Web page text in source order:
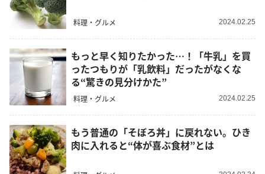
料理・グルメ 2024.02.25
もっと早く知りたかった…！「牛乳」を買
ったつもりが「乳飲料」だったがなくな
る“驚きの見分けかた”
料理・グルメ 2024.02.25
もう普通の「そぼろ丼」に戻れない。ひき
肉に入れると“体が喜ぶ食材”とは